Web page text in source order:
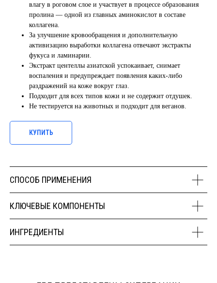
влагу в роговом слое и участвует в процессе образования
пролина — одной из главных аминокислот в составе
коллагена.
За улучшение кровообращения и дополнительную
активизацию выработки коллагена отвечают экстракты
фукуса и ламинарии.
Экстракт центеллы азиатской успокаивает, снимает
воспаления и предупреждает появления каких-либо
раздражений на коже вокруг глаз.
Подходит для всех типов кожи и не содержит отдушек.
Не тестируется на животных и подходит для веганов.
КУПИТЬ
СПОСОБ ПРИМЕНЕНИЯ
КЛЮЧЕВЫЕ КОМПОНЕНТЫ
ИНГРЕДИЕНТЫ